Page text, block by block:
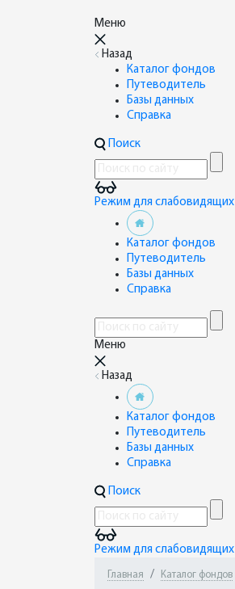
Меню
Назад
Каталог фондов
Путеводитель
Базы данных
Справка
Поиск
Режим для слабовидящих
Каталог фондов
Путеводитель
Базы данных
Справка
Меню
Назад
Каталог фондов
Путеводитель
Базы данных
Справка
Поиск
Режим для слабовидящих
Главная Каталог фондов